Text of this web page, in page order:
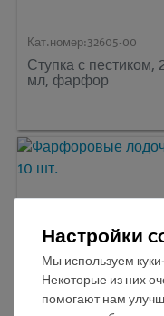
Кат.номер:32605-00
Ступка с пестиком,
мл, фарфор
Настройки
Мы используем
Некоторые из них
помогают нам